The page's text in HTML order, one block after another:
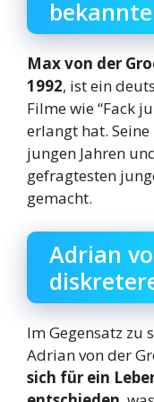
Max von der
1992, ist ein
Filme wie “Fack
erlangt hat.
jungen Jahren
gefragtesten
gemacht.
Adrian
Im Gegensatz zu
Adrian von der
sich für ein